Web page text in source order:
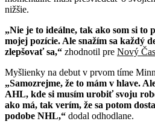
nižšie.
„Nie je to ideálne, tak ako som si to
mojej pozície. Ale snažím sa každý
zlepšovať sa,“ zhodnotil pre Nový Čas
Myšlienky na debut v prvom tíme
„Samozrejme, že to mám v hlave.
AHL, kde si musím urobiť svoju
ako má, tak verím, že sa potom
podobe NHL,“ dodal odhodlane.